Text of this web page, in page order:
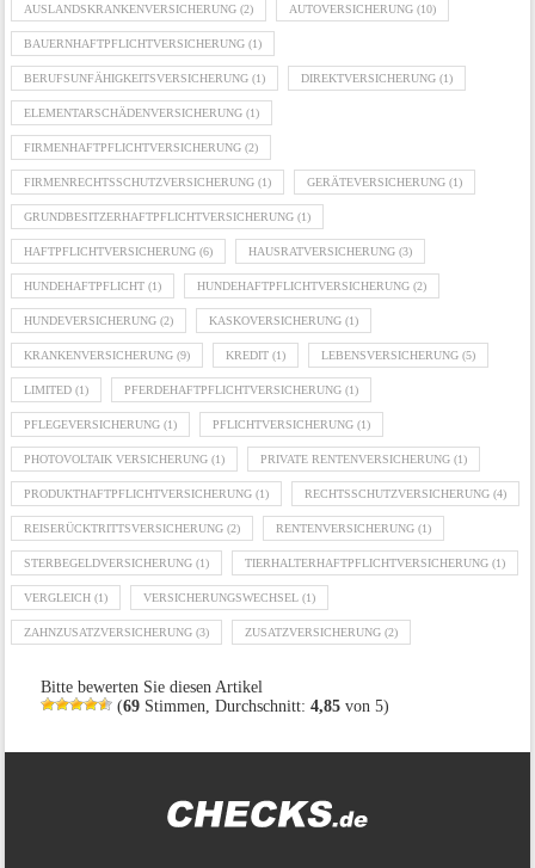
AUSLANDSKRANKENVERSICHERUNG(2) AUTOVERSICHERUNG(10)
BAUERNHAFTPFLICHTVERSICHERUNG(1)
BERUFSUNFÄHIGKEITSVERSICHERUNG(1) DIREKTVERSICHERUNG(1)
ELEMENTARSCHÄDENVERSICHERUNG(1)
FIRMENHAFTPFLICHTVERSICHERUNG(2)
FIRMENRECHTSSCHUTZVERSICHERUNG(1) GERÄTEVERSICHERUNG(1)
GRUNDBESITZERHAFTPFLICHTVERSICHERUNG(1)
HAFTPFLICHTVERSICHERUNG(6) HAUSRATVERSICHERUNG(3)
HUNDEHAFTPFLICHT(1) HUNDEHAFTPFLICHTVERSICHERUNG(2)
HUNDEVERSICHERUNG(2) KASKOVERSICHERUNG(1)
KRANKENVERSICHERUNG(9) KREDIT(1) LEBENSVERSICHERUNG(5)
LIMITED(1) PFERDEHAFTPFLICHTVERSICHERUNG(1)
PFLEGEVERSICHERUNG(1) PFLICHTVERSICHERUNG(1)
PHOTOVOLTAIK VERSICHERUNG(1) PRIVATE RENTENVERSICHERUNG(1)
PRODUKTHAFTPFLICHTVERSICHERUNG(1) RECHTSSCHUTZVERSICHERUNG(4)
REISERÜCKTRITTSVERSICHERUNG(2) RENTENVERSICHERUNG(1)
STERBEGELDVERSICHERUNG(1) TIERHALTERHAFTPFLICHTVERSICHERUNG(1)
VERGLEICH(1) VERSICHERUNGSWECHSEL(1)
ZAHNZUSATZVERSICHERUNG(3) ZUSATZVERSICHERUNG(2)
Bitte bewerten Sie diesen Artikel
(69 Stimmen, Durchschnitt:4,85 von 5)